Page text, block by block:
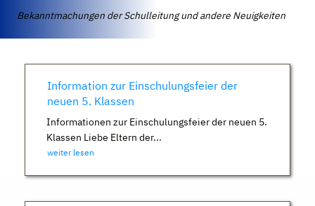
Bekanntmachungen der Schulleitung und andere Neuigkeiten
Information zur Einschulungsfeier der
neuen 5. Klassen
Informationen zur Einschulungsfeier der neuen 5.
Klassen Liebe Eltern der...
weiter lesen